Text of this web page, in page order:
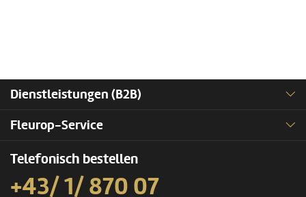
Dienstleistungen (B2B)
Fleurop-Service
Telefonisch bestellen
+43/ 1/ 870 07